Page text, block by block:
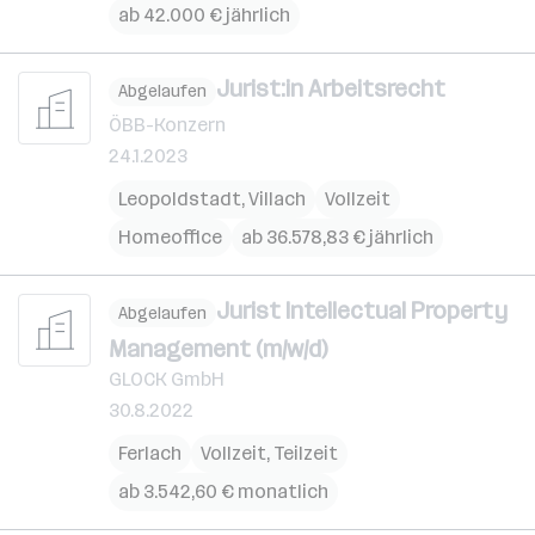
ab 42.000 € jährlich
Abgelaufen Jurist:in Arbeitsrecht
ÖBB-Konzern
24.1.2023
Leopoldstadt,Villach
Vollzeit
Homeoffice
ab 36.578,83 € jährlich
Abgelaufen Jurist Intellectual Property
Management (m/w/d)
GLOCK GmbH
30.8.2022
Ferlach
Vollzeit, Teilzeit
ab 3.542,60 € monatlich